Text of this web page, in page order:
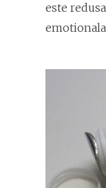
este